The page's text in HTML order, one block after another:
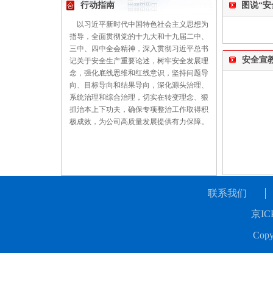
行动指南
以习近平新时代中国特色社会主义思想为
指导，全面贯彻党的十九大和十九届二中、
三中、四中全会精神，深入贯彻习近平总书
记关于安全生产重要论述，树牢安全发展理
念，强化底线思维和红线意识，坚持问题导
向、目标导向和结果导向，深化源头治理、
系统治理和综合治理，切实在转变理念、狠
抓治本上下功夫，确保专项整治工作取得积
极成效，为公司高质量发展提供有力保障。
图说“安
安全宣
联系我们
京